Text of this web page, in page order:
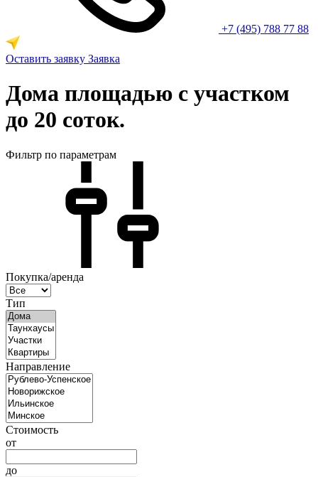
+7 (495) 788 77 88
Оставить заявку Заявка
Дома площадью с участком
до 20 соток.
Фильтр по параметрам
Покупка/аренда
Тип
Направление
Стоимость
от
до